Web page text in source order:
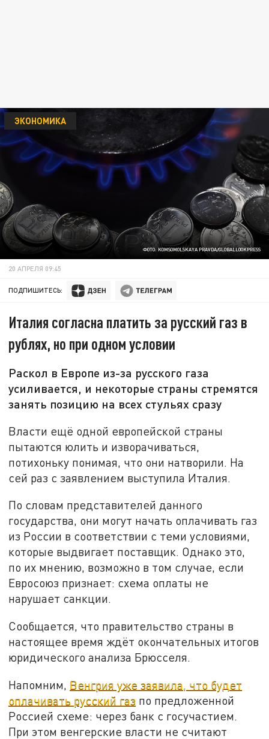
ФОТО: KOMSOMOLSKAYA PRAVDA/GLOBALLOOKPRESS
ЭКОНОМИКА
20 АПРЕЛЯ 09:45
ПОДПИШИТЕСЬ:
Италия согласна платить за русский газ в
рублях, но при одном условии
Раскол в Европе из-за русского газа
усиливается, и некоторые страны стремятся
занять позицию на всех стульях сразу
Власти ещё одной европейской страны
пытаются юлить и изворачиваться,
потихоньку понимая, что они натворили. На
сей раз с заявлением выступила Италия.
По словам представителей данного
государства, они могут начать оплачивать газ
из России в соответствии с теми условиями,
которые выдвигает поставщик. Однако это,
по их мнению, возможно в том случае, если
Евросоюз признает: схема оплаты не
нарушает санкции.
Сообщается, что правительство страны в
настоящее время ждёт окончательных итогов
юридического анализа Брюсселя.
Напомним, Венгрия уже заявила, что будет
оплачивать русский газ по предложенной
Россией схеме: через банк с госучастием.
При этом венгерские власти не считают